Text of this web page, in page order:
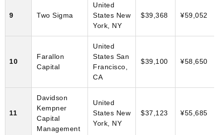
9 Two Sigma
United
States New
York, NY
$39,368 ¥59,052
10
Farallon
Capital
United
States San
Francisco,
CA
$39,100 ¥58,650
11
Davidson
Kempner
Capital
Management
United
States New
York, NY
$37,123 ¥55,685